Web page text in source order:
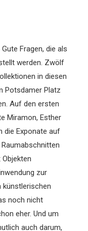
Fragen, die als
werden. Zwölf
in diesen
Potsdamer Platz
Auf den ersten
Miramon, Esther
die Exponate auf
zur
künstlerischen
noch nicht
eher. Und um
auch darum,